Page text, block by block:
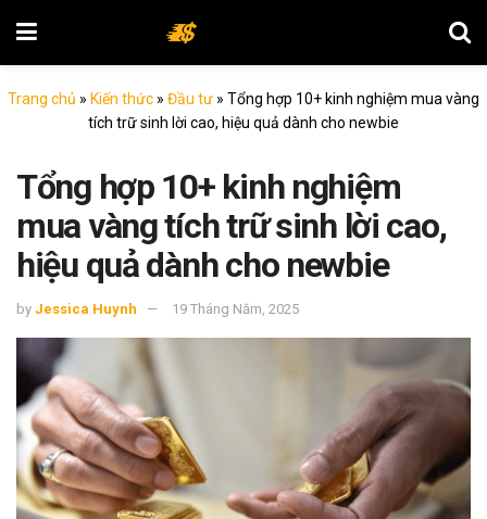
Trang chủ » Kiến thức » Đầu tư » Tổng hợp 10+ kinh nghiệm mua vàng
tích trữ sinh lời cao, hiệu quả dành cho newbie
Tổng hợp 10+ kinh nghiệm
mua vàng tích trữ sinh lời cao,
hiệu quả dành cho newbie
by Jessica Huynh 19 Tháng Năm, 2025